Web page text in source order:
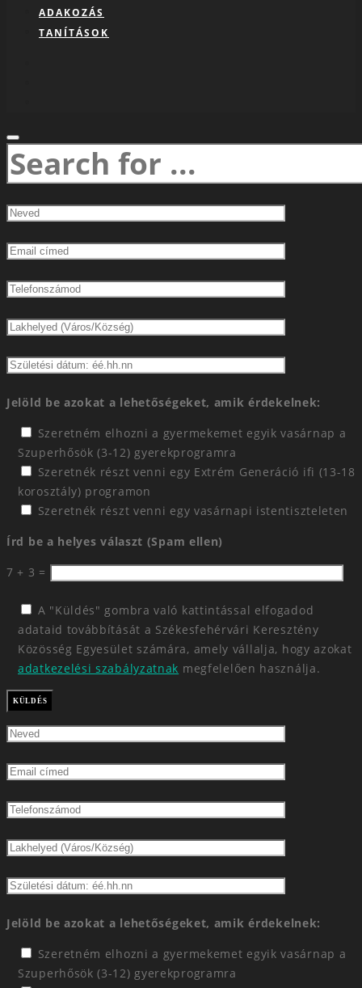
ADAKOZÁS
TANÍTÁSOK
Jelöld be azokat a lehetőségeket, amik érdekelnek:
Szeretném elhozni a gyermekemet egyik vasárnap a
Szuperhősök (3-12) gyerekprogramra
Szeretnék részt venni egy Extrém Generáció ifi (13-18
korosztály) programon
Szeretnék részt venni egy vasárnapi istentiszteleten
Írd be a helyes választ (Spam ellen)
7 + 3 =
A "Küldés" gombra való kattintással elfogadod
adataid továbbítását a Székesfehérvári Keresztény
Közösség Egyesület számára, amely vállalja, hogy azokat
adatkezelési szabályzatnak megfelelően használja.
Jelöld be azokat a lehetőségeket, amik érdekelnek:
Szeretném elhozni a gyermekemet egyik vasárnap a
Szuperhősök (3-12) gyerekprogramra